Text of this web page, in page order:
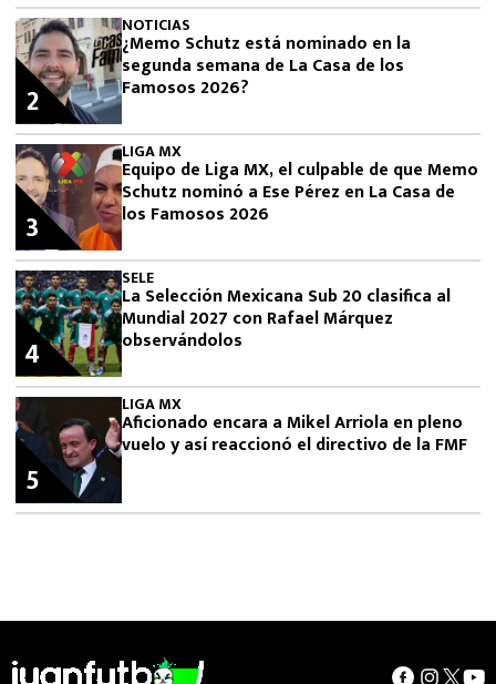
NOTICIAS
¿Memo Schutz está nominado en la
segunda semana de La Casa de los
Famosos 2026?
2
LIGA MX
Equipo de Liga MX, el culpable de que Memo
Schutz nominó a Ese Pérez en La Casa de
los Famosos 2026
3
SELE
La Selección Mexicana Sub 20 clasifica al
Mundial 2027 con Rafael Márquez
observándolos
4
LIGA MX
Aficionado encara a Mikel Arriola en pleno
vuelo y así reaccionó el directivo de la FMF
5